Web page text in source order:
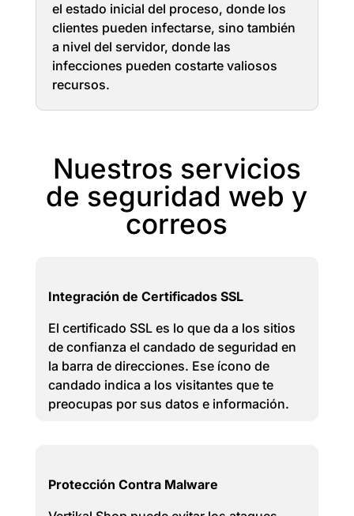
el estado inicial del proceso, donde los
clientes pueden infectarse, sino también
a nivel del servidor, donde las
infecciones pueden costarte valiosos
recursos.
Nuestros servicios
de seguridad web y
correos
Integración de Certificados SSL
El certificado SSL es lo que da a los sitios
de confianza el candado de seguridad en
la barra de direcciones. Ese ícono de
candado indica a los visitantes que te
preocupas por sus datos e información.
Protección Contra Malware